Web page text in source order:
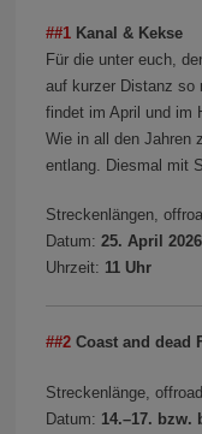
##1 Kanal & Kekse
Für die unter euch,
auf kurzer Distanz so
findet im April und im
Wie in all den Jahren
entlang. Diesmal mit
Streckenlängen,
Datum: 25. April 2026
Uhrzeit: 11 Uhr
##2Coast and dead
Streckenlänge,
Datum: 14.–17. bzw.